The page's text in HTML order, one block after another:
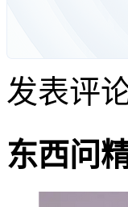
发表评
东西问